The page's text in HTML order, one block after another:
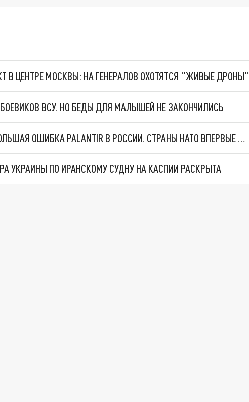
В ЦЕНТРЕ МОСКВЫ: НА ГЕНЕРАЛОВ ОХОТЯТСЯ "ЖИВЫЕ ДРОНЫ"
ВСУ. НО БЕДЫ ДЛЯ МАЛЫШЕЙ НЕ ЗАКОНЧИЛИСЬ
"ОЧЕНЬ ПЛОХИЕ НОВОСТИ": БОЛЬШАЯ ОШИБКА PALANTIR В РОССИИ. СТРАНЫ НАТО ВПЕРВЫЕ ЗА СВО ОСТАНОВИЛИ ПОСТАВКИ ОРУЖИЯ. ВСУ ТЕРЯЮТ ПРИГРАНИЧЬЕ?
УКРАИНЫ ПО ИРАНСКОМУ СУДНУ НА КАСПИИ РАСКРЫТА